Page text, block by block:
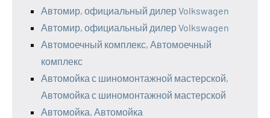
Автомир, официальный дилер Volkswagen
Автомир, официальный дилер Volkswagen
Автомоечный комплекс, Автомоечный
комплекс
Автомойка с шиномонтажной мастерской,
Автомойка с шиномонтажной мастерской
Автомойка, Автомойка